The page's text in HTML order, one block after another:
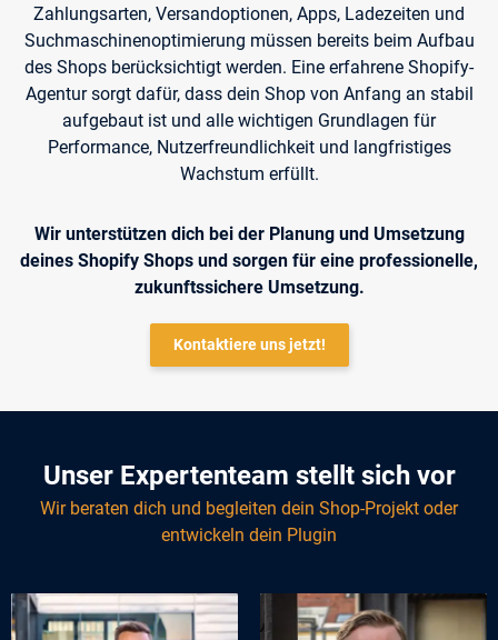
Zahlungsarten, Versandoptionen, Apps, Ladezeiten und
Suchmaschinenoptimierung müssen bereits beim Aufbau
des Shops berücksichtigt werden. Eine erfahrene Shopify-
Agentur sorgt dafür, dass dein Shop von Anfang an stabil
aufgebaut ist und alle wichtigen Grundlagen für
Performance, Nutzerfreundlichkeit und langfristiges
Wachstum erfüllt.
Wir unterstützen dich bei der Planung und Umsetzung
deines Shopify Shops und sorgen für eine professionelle,
zukunftssichere Umsetzung.
Kontaktiere uns jetzt!
Unser Expertenteam stellt sich vor
Wir beraten dich und begleiten dein Shop-Projekt oder
entwickeln dein Plugin